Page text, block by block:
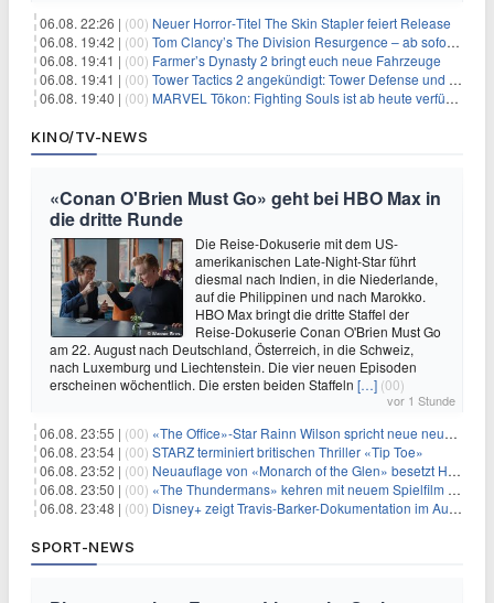
06.08. 22:26 | (00) Neuer Horror‑Titel The Skin Stapler feiert Release
06.08. 19:42 | (00) Tom Clancy’s The Division Resurgence – ab sofort für euch verfügbar
06.08. 19:41 | (00) Farmer’s Dynasty 2 bringt euch neue Fahrzeuge
06.08. 19:41 | (00) Tower Tactics 2 angekündigt: Tower Defense und Deckbuilding Kombo kehrt zurück
06.08. 19:40 | (00) MARVEL Tōkon: Fighting Souls ist ab heute verfügbar
KINO/TV-NEWS
«Conan O'Brien Must Go» geht bei HBO Max in
die dritte Runde
Die Reise-Dokuserie mit dem US-
amerikanischen Late-Night-Star führt
diesmal nach Indien, in die Niederlande,
auf die Philippinen und nach Marokko.
HBO Max bringt die dritte Staffel der
Reise-Dokuserie Conan O'Brien Must Go
am 22. August nach Deutschland, Österreich, in die Schweiz,
nach Luxemburg und Liechtenstein. Die vier neuen Episoden
erscheinen wöchentlich. Die ersten beiden Staffeln […] (00)
vor 1 Stunde
06.08. 23:55 | (00) «The Office»-Star Rainn Wilson spricht neue neuseeländische Serie «Settling»
06.08. 23:54 | (00) STARZ terminiert britischen Thriller «Tip Toe»
06.08. 23:52 | (00) Neuauflage von «Monarch of the Glen» besetzt Hauptrollen
06.08. 23:50 | (00) «The Thundermans» kehren mit neuem Spielfilm zurück
06.08. 23:48 | (00) Disney+ zeigt Travis-Barker-Dokumentation im August
SPORT-NEWS